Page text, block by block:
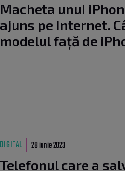
Macheta unui
ajuns pe Internet.
modelul față de
DIGITAL 28 iunie 2023
Telefonul care a